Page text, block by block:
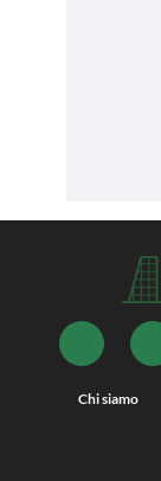
Chi siamo